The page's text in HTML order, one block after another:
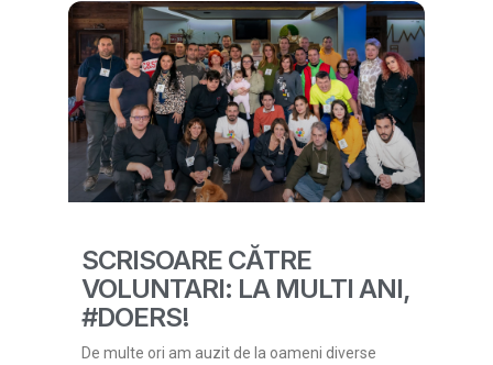
SCRISOARE CĂTRE
VOLUNTARI: LA MULTI ANI,
#DOERS!
De multe ori am auzit de la oameni diverse